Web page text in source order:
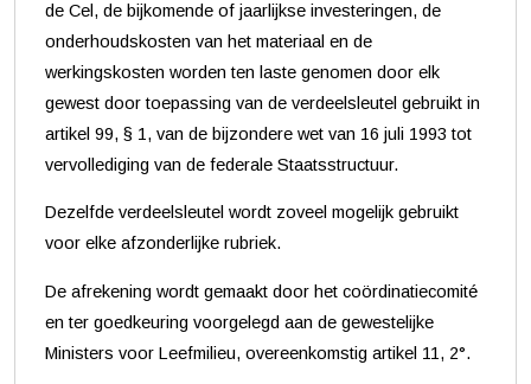
de Cel, de bijkomende of jaarlijkse investeringen, de
onderhoudskosten van het materiaal en de
werkingskosten worden ten laste genomen door elk
gewest door toepassing van de verdeelsleutel gebruikt in
artikel 99, § 1, van de bijzondere wet van 16 juli 1993 tot
vervollediging van de federale Staatsstructuur.
Dezelfde verdeelsleutel wordt zoveel mogelijk gebruikt
voor elke afzonderlijke rubriek.
De afrekening wordt gemaakt door het coördinatiecomité
en ter goedkeuring voorgelegd aan de gewestelijke
Ministers voor Leefmilieu, overeenkomstig artikel 11, 2°.